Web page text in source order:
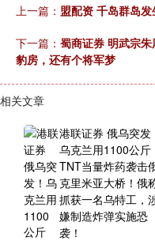
上一篇： 盟配资 千岛群岛
下一篇： 蜀商证券 明武宗
豹房，还有个将军梦
相关文章
港联证券 俄乌突发
乌克兰用1100公斤
TNT当量炸药袭击
克里米亚大桥！俄
抓获一名乌特工，
嫌制造炸弹实施恐
袭！